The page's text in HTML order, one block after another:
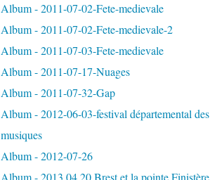
Album - 2011-07-02-Fete-medievale
Album - 2011-07-02-Fete-medievale-2
Album - 2011-07-03-Fete-medievale
Album - 2011-07-17-Nuages
Album - 2011-07-32-Gap
Album - 2012-06-03-festival départemental des
musiques
Album - 2012-07-26
Album - 2013 04 20 Brest et la pointe Finistère